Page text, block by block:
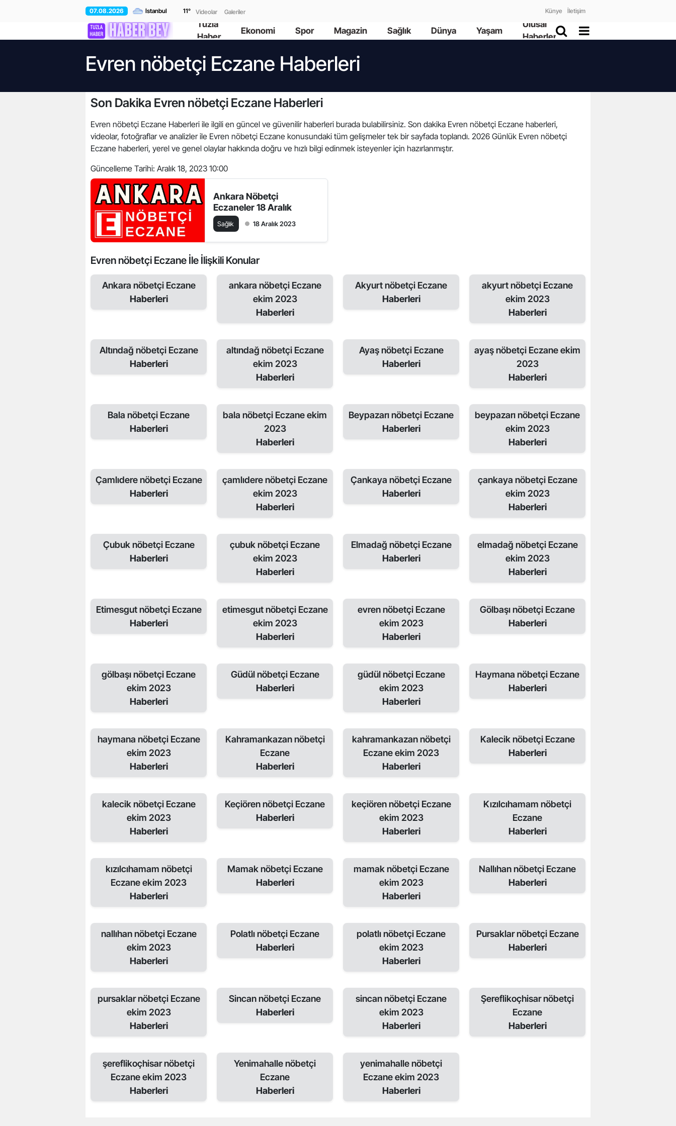
07.08.2026 11° Videolar Galeriler Künye İletişim
Tuzla
Haber
Ekonomi Spor Magazin Sağlık Dünya Yaşam
Ulusal
Haberler
Evren nöbetçi Eczane Haberleri
Son Dakika Evren nöbetçi Eczane Haberleri
Evren nöbetçi Eczane Haberleri ile ilgili en güncel ve güvenilir haberleri burada bulabilirsiniz. Son dakika Evren nöbetçi Eczane haberleri,
videolar, fotoğraflar ve analizler ile Evren nöbetçi Eczane konusundaki tüm gelişmeler tek bir sayfada toplandı. 2026 Günlük Evren nöbetçi
Eczane haberleri, yerel ve genel olaylar hakkında doğru ve hızlı bilgi edinmek isteyenler için hazırlanmıştır.
Güncelleme Tarihi: Aralık 18, 2023 10:00
Ankara Nöbetçi
Eczaneler 18 Aralık
Sağlık 18 Aralık 2023
Evren nöbetçi Eczane İle İlişkili Konular
Ankara nöbetçi Eczane
Haberleri
ankara nöbetçi Eczane
ekim 2023
Haberleri
Akyurt nöbetçi Eczane
Haberleri
akyurt nöbetçi Eczane
ekim 2023
Haberleri
Altındağ nöbetçi Eczane
Haberleri
altındağ nöbetçi Eczane
ekim 2023
Haberleri
Ayaş nöbetçi Eczane
Haberleri
ayaş nöbetçi Eczane ekim
2023
Haberleri
Bala nöbetçi Eczane
Haberleri
bala nöbetçi Eczane ekim
2023
Haberleri
Beypazarı nöbetçi Eczane
Haberleri
beypazarı nöbetçi Eczane
ekim 2023
Haberleri
Çamlıdere nöbetçi Eczane
Haberleri
çamlıdere nöbetçi Eczane
ekim 2023
Haberleri
Çankaya nöbetçi Eczane
Haberleri
çankaya nöbetçi Eczane
ekim 2023
Haberleri
Çubuk nöbetçi Eczane
Haberleri
çubuk nöbetçi Eczane
ekim 2023
Haberleri
Elmadağ nöbetçi Eczane
Haberleri
elmadağ nöbetçi Eczane
ekim 2023
Haberleri
Etimesgut nöbetçi Eczane
Haberleri
etimesgut nöbetçi Eczane
ekim 2023
Haberleri
evren nöbetçi Eczane
ekim 2023
Haberleri
Gölbaşı nöbetçi Eczane
Haberleri
gölbaşı nöbetçi Eczane
ekim 2023
Haberleri
Güdül nöbetçi Eczane
Haberleri
güdül nöbetçi Eczane
ekim 2023
Haberleri
Haymana nöbetçi Eczane
Haberleri
haymana nöbetçi Eczane
ekim 2023
Haberleri
Kahramankazan nöbetçi
Eczane
Haberleri
kahramankazan nöbetçi
Eczane ekim 2023
Haberleri
Kalecik nöbetçi Eczane
Haberleri
kalecik nöbetçi Eczane
ekim 2023
Haberleri
Keçiören nöbetçi Eczane
Haberleri
keçiören nöbetçi Eczane
ekim 2023
Haberleri
Kızılcıhamam nöbetçi
Eczane
Haberleri
kızılcıhamam nöbetçi
Eczane ekim 2023
Haberleri
Mamak nöbetçi Eczane
Haberleri
mamak nöbetçi Eczane
ekim 2023
Haberleri
Nallıhan nöbetçi Eczane
Haberleri
nallıhan nöbetçi Eczane
ekim 2023
Haberleri
Polatlı nöbetçi Eczane
Haberleri
polatlı nöbetçi Eczane
ekim 2023
Haberleri
Pursaklar nöbetçi Eczane
Haberleri
pursaklar nöbetçi Eczane
ekim 2023
Haberleri
Sincan nöbetçi Eczane
Haberleri
sincan nöbetçi Eczane
ekim 2023
Haberleri
Şereflikoçhisar nöbetçi
Eczane
Haberleri
şereflikoçhisar nöbetçi
Eczane ekim 2023
Haberleri
Yenimahalle nöbetçi
Eczane
Haberleri
yenimahalle nöbetçi
Eczane ekim 2023
Haberleri